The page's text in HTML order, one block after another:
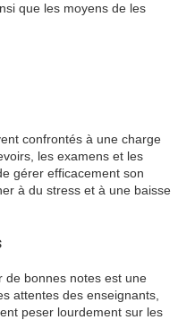
que les moyens de les
confrontés à une charge
les examens et les
gérer efficacement son
à du stress et à une baisse
de bonnes notes est une
attentes des enseignants,
peser lourdement sur les